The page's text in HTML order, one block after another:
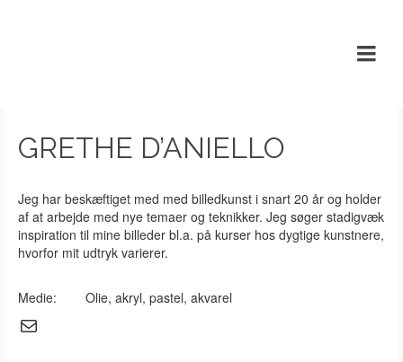
Grethe D’Aniello
GRETHE D’ANIELLO
Jeg har beskæftiget med med billedkunst i snart 20 år og holder
af at arbejde med nye temaer og teknikker. Jeg søger stadigvæk
inspiration til mine billeder bl.a. på kurser hos dygtige kunstnere,
hvorfor mit udtryk varierer.
Medie: Olie, akryl, pastel, akvarel
Mail